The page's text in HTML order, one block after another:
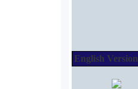
English Version